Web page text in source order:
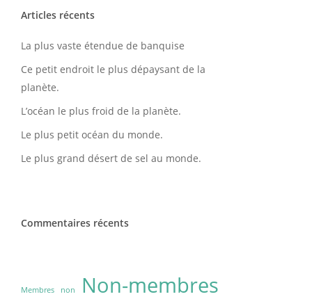
d’eau
Articles récents
La plus vaste étendue de banquise
Ce petit endroit le plus dépaysant de la
planète.
L’océan le plus froid de la planète.
Le plus petit océan du monde.
Le plus grand désert de sel au monde.
Commentaires récents
Membres non Non-membres